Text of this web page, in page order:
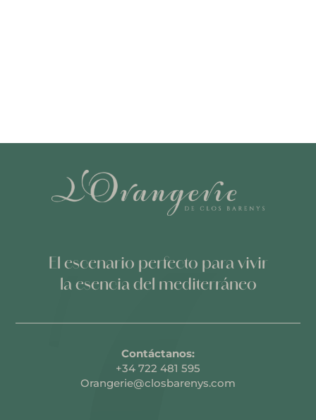
El escenario perfecto para vivir
la esencia del mediterráneo
Contáctanos:
+34 722 481 595
Orangerie@closbarenys.com